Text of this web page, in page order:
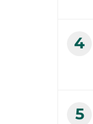
4
5